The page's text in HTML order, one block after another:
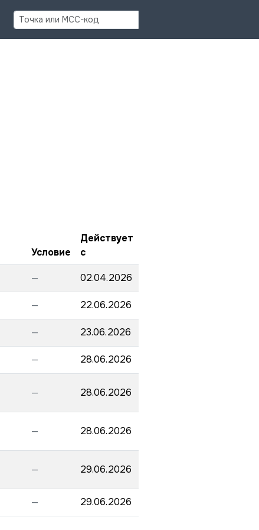
Найти
Условие
Действует
с
— 02.04.2026
— 22.06.2026
— 23.06.2026
— 28.06.2026
— 28.06.2026
— 28.06.2026
— 29.06.2026
— 29.06.2026